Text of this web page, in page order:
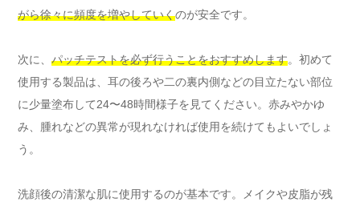
がら徐々に頻度を増やしていくのが安全です。
次に、 パッチテストを必ず行うことをおすすめします。初めて
使用する製品は、耳の後ろや二の裏内側などの目立たない部位
に少量塗布して24〜48時間様子を見てください。赤みやかゆ
み、腫れなどの異常が現れなければ使用を続けてもよいでしょ
う。
洗顔後の清潔な肌に使用するのが基本です。メイクや皮脂が残